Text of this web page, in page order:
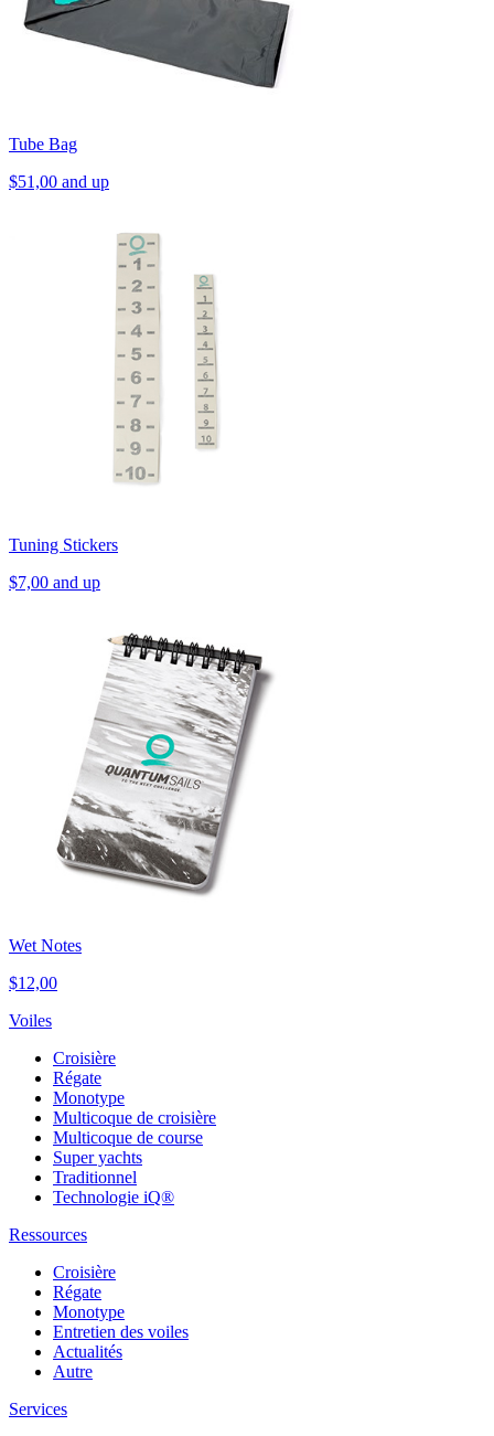
Tube Bag
$51,00 and up
Tuning Stickers
$7,00 and up
Wet Notes
$12,00
Voiles
Croisière
Régate
Monotype
Multicoque de croisière
Multicoque de course
Super yachts
Traditionnel
Technologie iQ®
Ressources
Croisière
Régate
Monotype
Entretien des voiles
Actualités
Autre
Services